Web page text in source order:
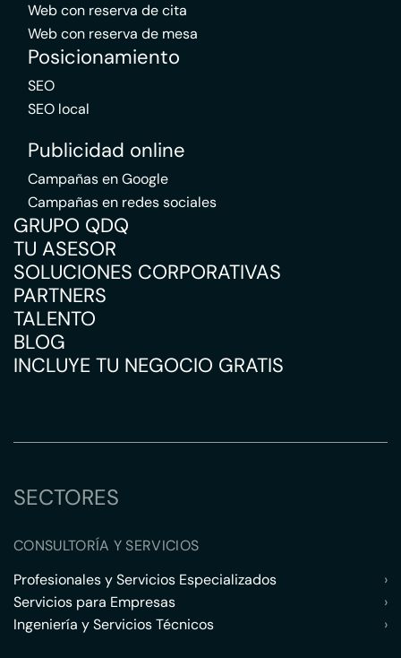
Web con reserva de cita
Web con reserva de mesa
Posicionamiento
SEO
SEO local
Publicidad online
Campañas en Google
Campañas en redes sociales
GRUPO QDQ
TU ASESOR
SOLUCIONES CORPORATIVAS
PARTNERS
TALENTO
BLOG
INCLUYE TU NEGOCIO GRATIS
SECTORES
CONSULTORÍA Y SERVICIOS
Profesionales y Servicios Especializados
›
Servicios para Empresas
›
Ingeniería y Servicios Técnicos
›